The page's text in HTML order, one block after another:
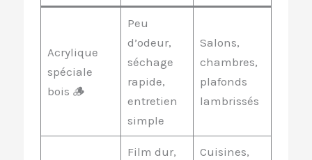
Acrylique
spéciale
bois 🪵
Peu
d’odeur,
séchage
rapide,
entretien
simple
Salons,
chambres,
plafonds
lambrissés
Film dur,
Cuisines,